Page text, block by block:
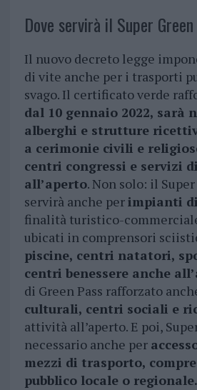
Dove servirà il Super Green
Il nuovo decreto legge
di vite anche per i trasporti
svago. Il certificato verde
dal 10 gennaio 2022, sarà
alberghi e strutture
a cerimonie civili e
centri congressi e servizi
all’aperto. Non solo: il Super
servirà anche perimpianti
finalità turistico-
ubicati in comprensori
piscine, centri natatori,
centri benessere anche
di Green Pass rafforzato
culturali, centri sociali e
attività all’aperto. E poi,
necessario anche per
mezzi di trasporto,
pubblico locale o regionale.